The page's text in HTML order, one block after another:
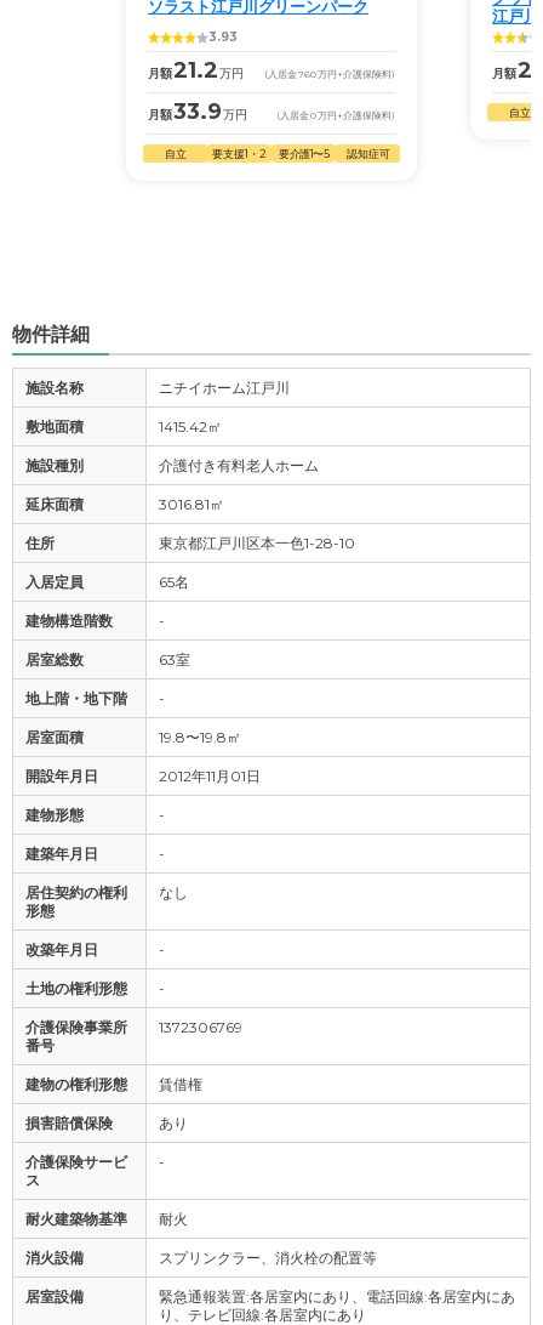
ソラスト江戸川グリーンパーク
3.93
月額21.2万円 (入居金760万円 +介護保険料)
月額33.9万円 (入居金0万円 +介護保険料)
自立 要支援1・2 要介護1〜5 認知症可
江戸川
月額
自立
物件詳細
施設名称 ニチイホーム江戸川
敷地面積 1415.42㎡
施設種別 介護付き有料老人ホーム
延床面積 3016.81㎡
住所 東京都江戸川区本一色1-28-10
入居定員 65名
建物構造階数 -
居室総数 63室
地上階・地下階 -
居室面積 19.8〜19.8㎡
開設年月日 2012年11月01日
建物形態 -
建築年月日 -
居住契約の権利
形態
なし
改築年月日 -
土地の権利形態 -
介護保険事業所
番号
1372306769
建物の権利形態 賃借権
損害賠償保険 あり
介護保険サービ
ス
-
耐火建築物基準 耐火
消火設備 スプリンクラー、消火栓の配置等
居室設備
緊急通報装置:各居室内にあり、電話回線:各居室内にあ
り、テレビ回線:各居室内にあり